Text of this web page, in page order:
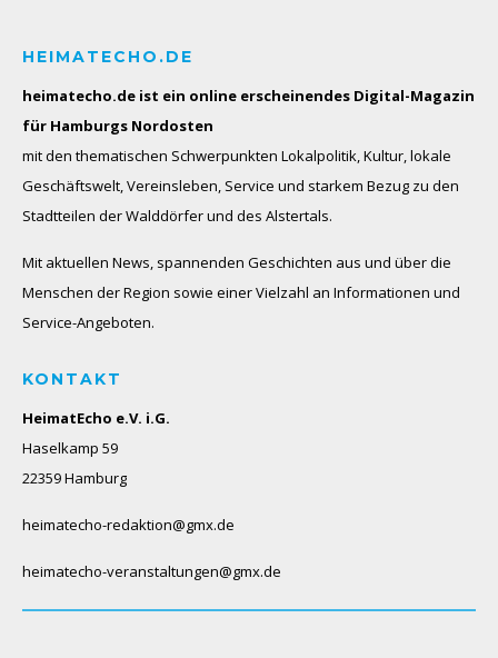
HEIMATECHO.DE
heimatecho.de ist ein online erscheinendes Digital-Magazin
für Hamburgs Nordosten
mit den thematischen Schwerpunkten Lokalpolitik, Kultur, lokale
Geschäftswelt, Vereinsleben, Service und starkem Bezug zu den
Stadtteilen der Walddörfer und des Alstertals.
Mit aktuellen News, spannenden Geschichten aus und über die
Menschen der Region sowie einer Vielzahl an Informationen und
Service-Angeboten.
KONTAKT
HeimatEcho e.V. i.G.
Haselkamp 59
22359 Hamburg
heimatecho-redaktion@gmx.de
heimatecho-veranstaltungen@gmx.de